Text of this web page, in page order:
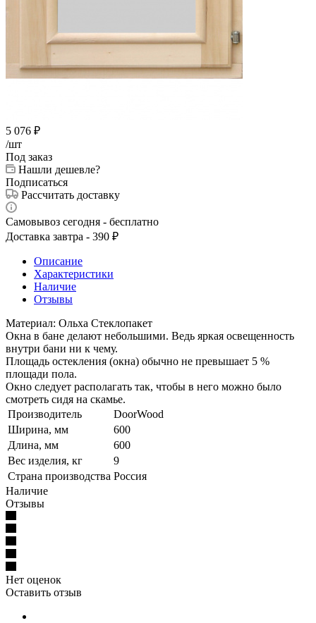
5 076 ₽
/шт
Под заказ
Нашли дешевле?
Подписаться
Рассчитать доставку
Самовывоз сегодня - бесплатно
Доставка завтра - 390 ₽
Описание
Характеристики
Наличие
Отзывы
Материал: Ольха Стеклопакет
Окна в бане делают небольшими. Ведь яркая освещенность
внутри бани ни к чему.
Площадь остекления (окна) обычно не превышает 5 %
площади пола.
Окно следует располагать так, чтобы в него можно было
смотреть сидя на скамье.
Производитель
DoorWood
Ширина, мм
600
Длина, мм
600
Вес изделия, кг
9
Страна производства Россия
Наличие
Отзывы
Нет оценок
Оставить отзыв